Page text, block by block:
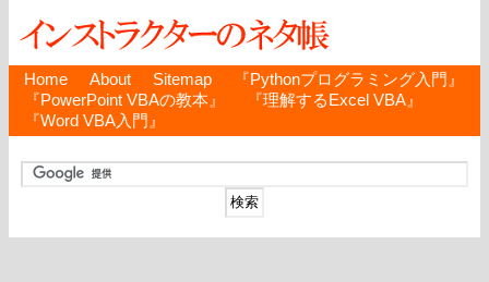
Home About Sitemap
『Pythonプログラミング入門』
『PowerPoint VBAの教本』
『理解するExcel VBA』
『Word VBA入門』